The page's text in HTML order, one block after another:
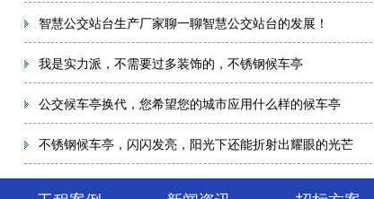
智慧公交站台生产厂家聊一聊智慧公交站台的发展！
我是实力派，不需要过多装饰的，不锈钢候车亭
公交候车亭换代，您希望您的城市应用什么样的候车亭
不锈钢候车亭，闪闪发亮，阳光下还能折射出耀眼的光芒